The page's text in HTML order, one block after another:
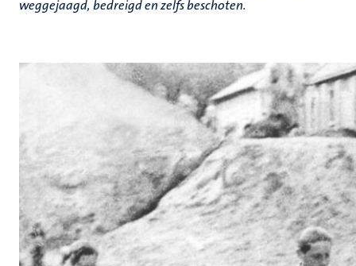
weggejaagd, bedreigd en zelfs beschoten.